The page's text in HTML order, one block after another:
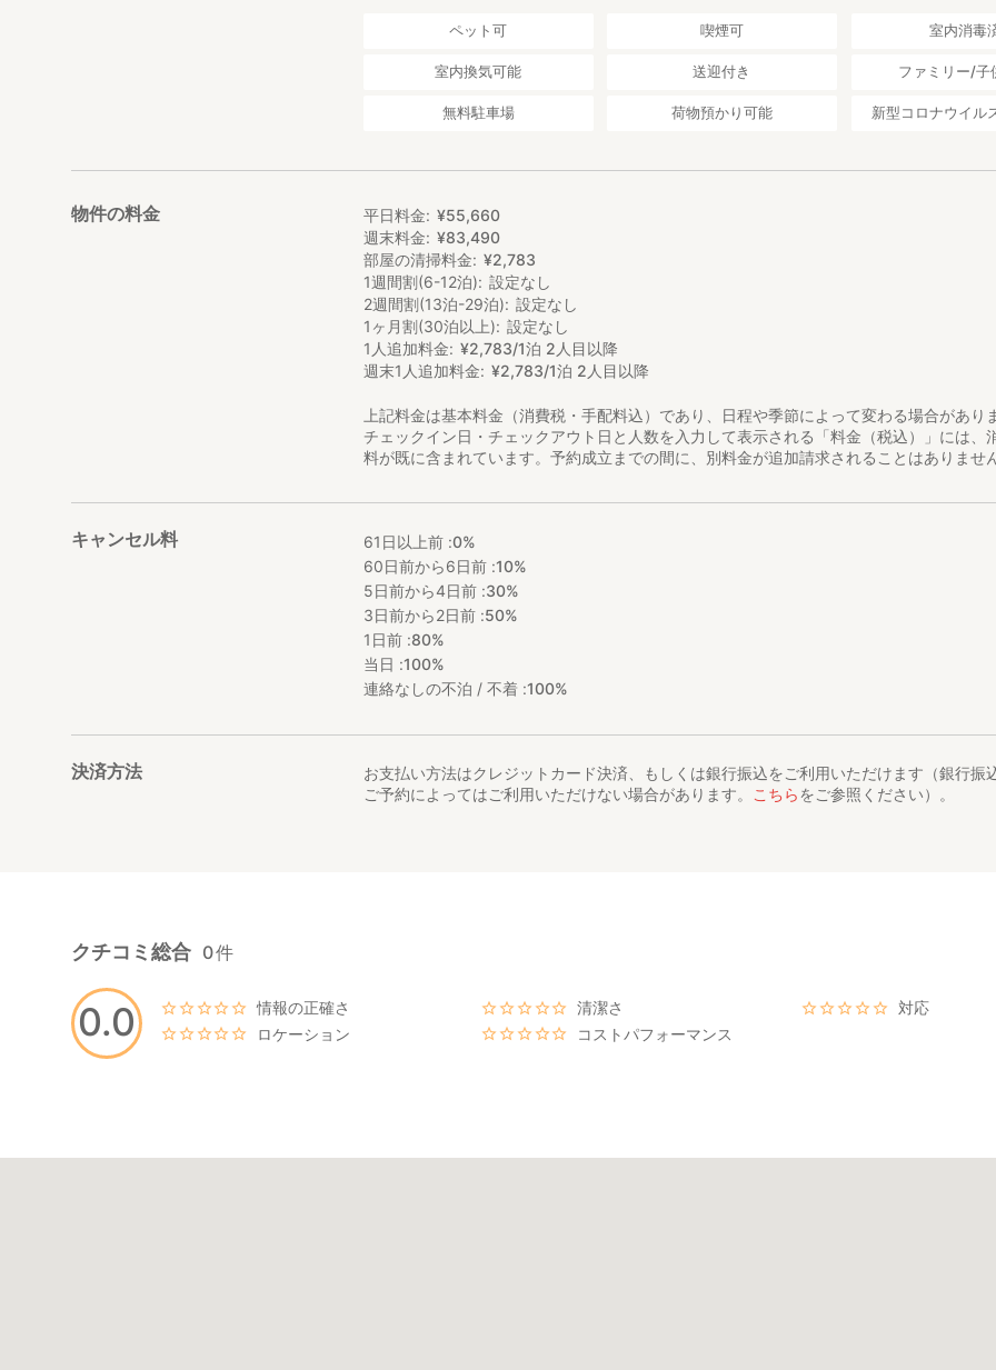
金、土、祝前日 80,000円(税込88,000円)
ご登録いただいた人数分お預かりさせていただきます
ゴールデンウィーク4/28～5/7
夏季休暇期間(お盆)8/5～15
冬期休暇期間(年末年始)12/23～1/6
アーリーチェックイン・レイトチェックアウト
3,500円(税込3,850円)/1ｈ
※最大延長時間は前後の予約状況によります
ペット可 喫煙可 室内消毒
室内換気可能 送迎付き ファミリー/子
無料駐車場 荷物預かり可能 新型コロナウイル
物件の料金 平日料金 ¥55,660
週末料金
¥83,490
部屋の清掃料金
¥2,783
1週間割(6-12泊)
設定なし
2週間割(13泊-29泊)
設定なし
1ヶ月割(30泊以上)
設定なし
1人追加料金
¥2,783/1泊 2人目以降
週末1人追加料金
¥2,783/1泊 2人目以降
上記料金は基本料金（消費税・手配料込）であり、日程や季節によって変わる場合があり
チェックイン日・チェックアウト日と人数を入力して表示される「料金（税込）」には、
料が既に含まれています。予約成立までの間に、別料金が追加請求されることはありませ
キャンセル料 61日以上前 :0%
60日前から6日前 :10%
5日前から4日前 :30%
3日前から2日前 :50%
1日前 :80%
当日 :100%
連絡なしの不泊 / 不着 :100%
決済方法
お支払い方法はクレジットカード決済、もしくは銀行振込をご利用いただけます（銀行振
ご予約によってはご利用いただけない場合があります。 こちらをご参照ください）。
0.0
クチコミ総合 0件
情報の正確さ 清潔さ
対応
ロケーション
コストパフォーマンス